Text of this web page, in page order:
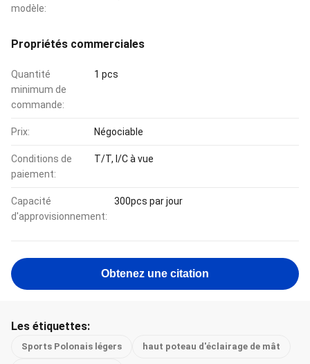
modèle:
Propriétés commerciales
Quantité
minimum de
commande:
1 pcs
Prix: Négociable
Conditions de
paiement:
T/T, l/C à vue
Capacité
d'approvisionnement:
300pcs par jour
Obtenez une citation
Les étiquettes:
Sports Polonais légers haut poteau d'éclairage de mât